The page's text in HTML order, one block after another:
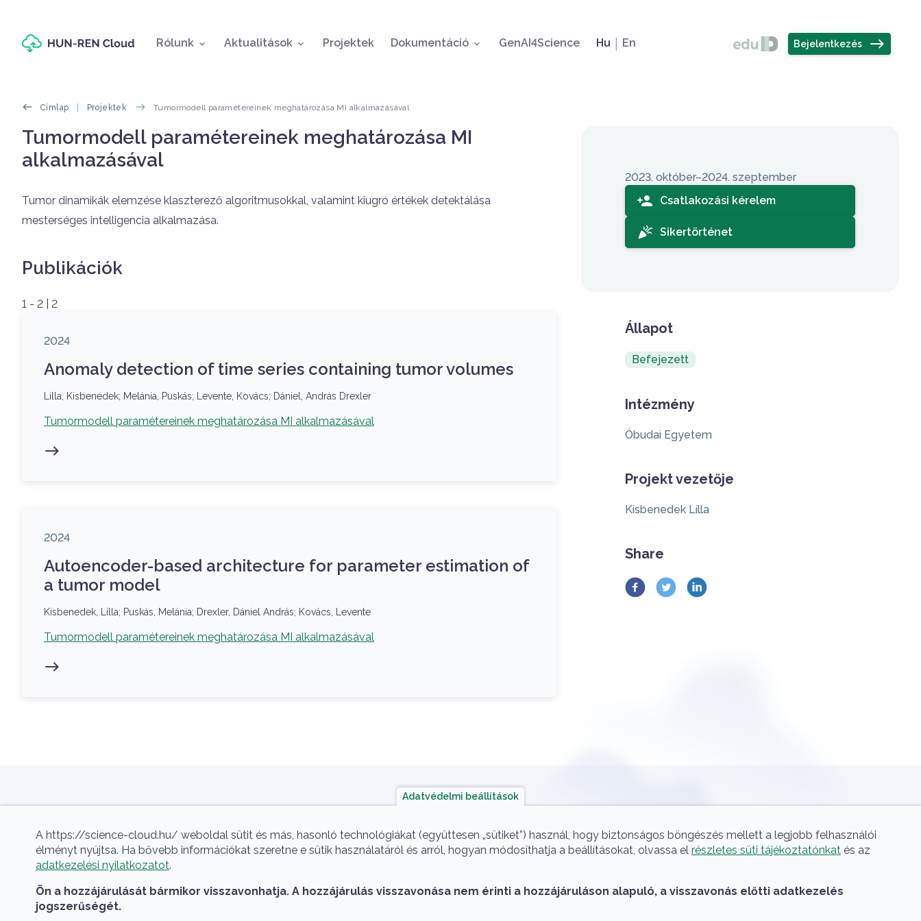
Fő navigáció
Rólunk Aktualitások Projektek Dokumentáció GenAI4Science Nyelvválasztó
Hu En FelhasználóBejelentkezés east
Morzsák
Címlap Projektek Tumormodell paramétereinek meghatározása MI alkalmazásával
Oldal címe
Tumormodell paramétereinek meghatározása MI
alkalmazásával
Címlapos tartalom
Tumor dinamikák elemzése klaszterező algoritmusokkal, valamint kiugró értékek detektálása
mesterséges intelligencia alkalmazása.
Publikációk
1 - 2 | 2
Megjelenés éve
2024
Anomaly detection of time series containing tumor volumes
Szerzők
Lilla, Kisbenedek; Melánia, Puskás; Levente, Kovács; Dániel, András Drexler
Kapcsolódó projekt
Tumormodell paramétereinek meghatározása MI alkalmazásával
Megjelenés éve
2024
Autoencoder-based architecture for parameter estimation of
a tumor model
Szerzők
Kisbenedek, Lilla; Puskás, Melánia; Drexler, Dániel András; Kovács, Levente
Kapcsolódó projekt
Tumormodell paramétereinek meghatározása MI alkalmazásával
2023. október–2024. szeptember
person_add Csatlakozási kérelem
celebration Sikertörténet
Állapot
Befejezett
Intézmény
Óbudai Egyetem
Projekt vezetője
Kisbenedek Lilla
Share
Szlogen
A hazai tudományos felhő.
Hírek
Projektek
Adatvédelmi beállítások
A https://science-cloud.hu/ weboldal sütit és más, hasonló technológiákat (együttesen „sütiket”) használ, hogy biztonságos böngészés mellett a legjobb felhasználói
élményt nyújtsa. Ha bővebb információkat szeretne e sütik használatáról és arról, hogyan módosíthatja a beállításokat, olvassa el részletes süti tájékoztatónkat és az
adatkezelési nyilatkozatot.
Ön a hozzájárulását bármikor visszavonhatja. A hozzájárulás visszavonása nem érinti a hozzájáruláson alapuló, a visszavonás előtti adatkezelés
jogszerűségét.